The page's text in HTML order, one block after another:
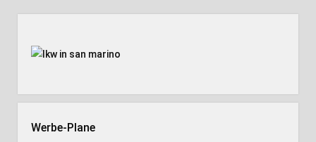
Werbe-Plane